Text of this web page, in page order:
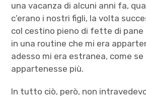
una vacanza di alcuni anni fa,
c’erano i nostri figli, la volta
col cestino pieno di fette di
in una routine che mi era
adesso mi era estranea, come se
appartenesse più.
In tutto ciò, però, non